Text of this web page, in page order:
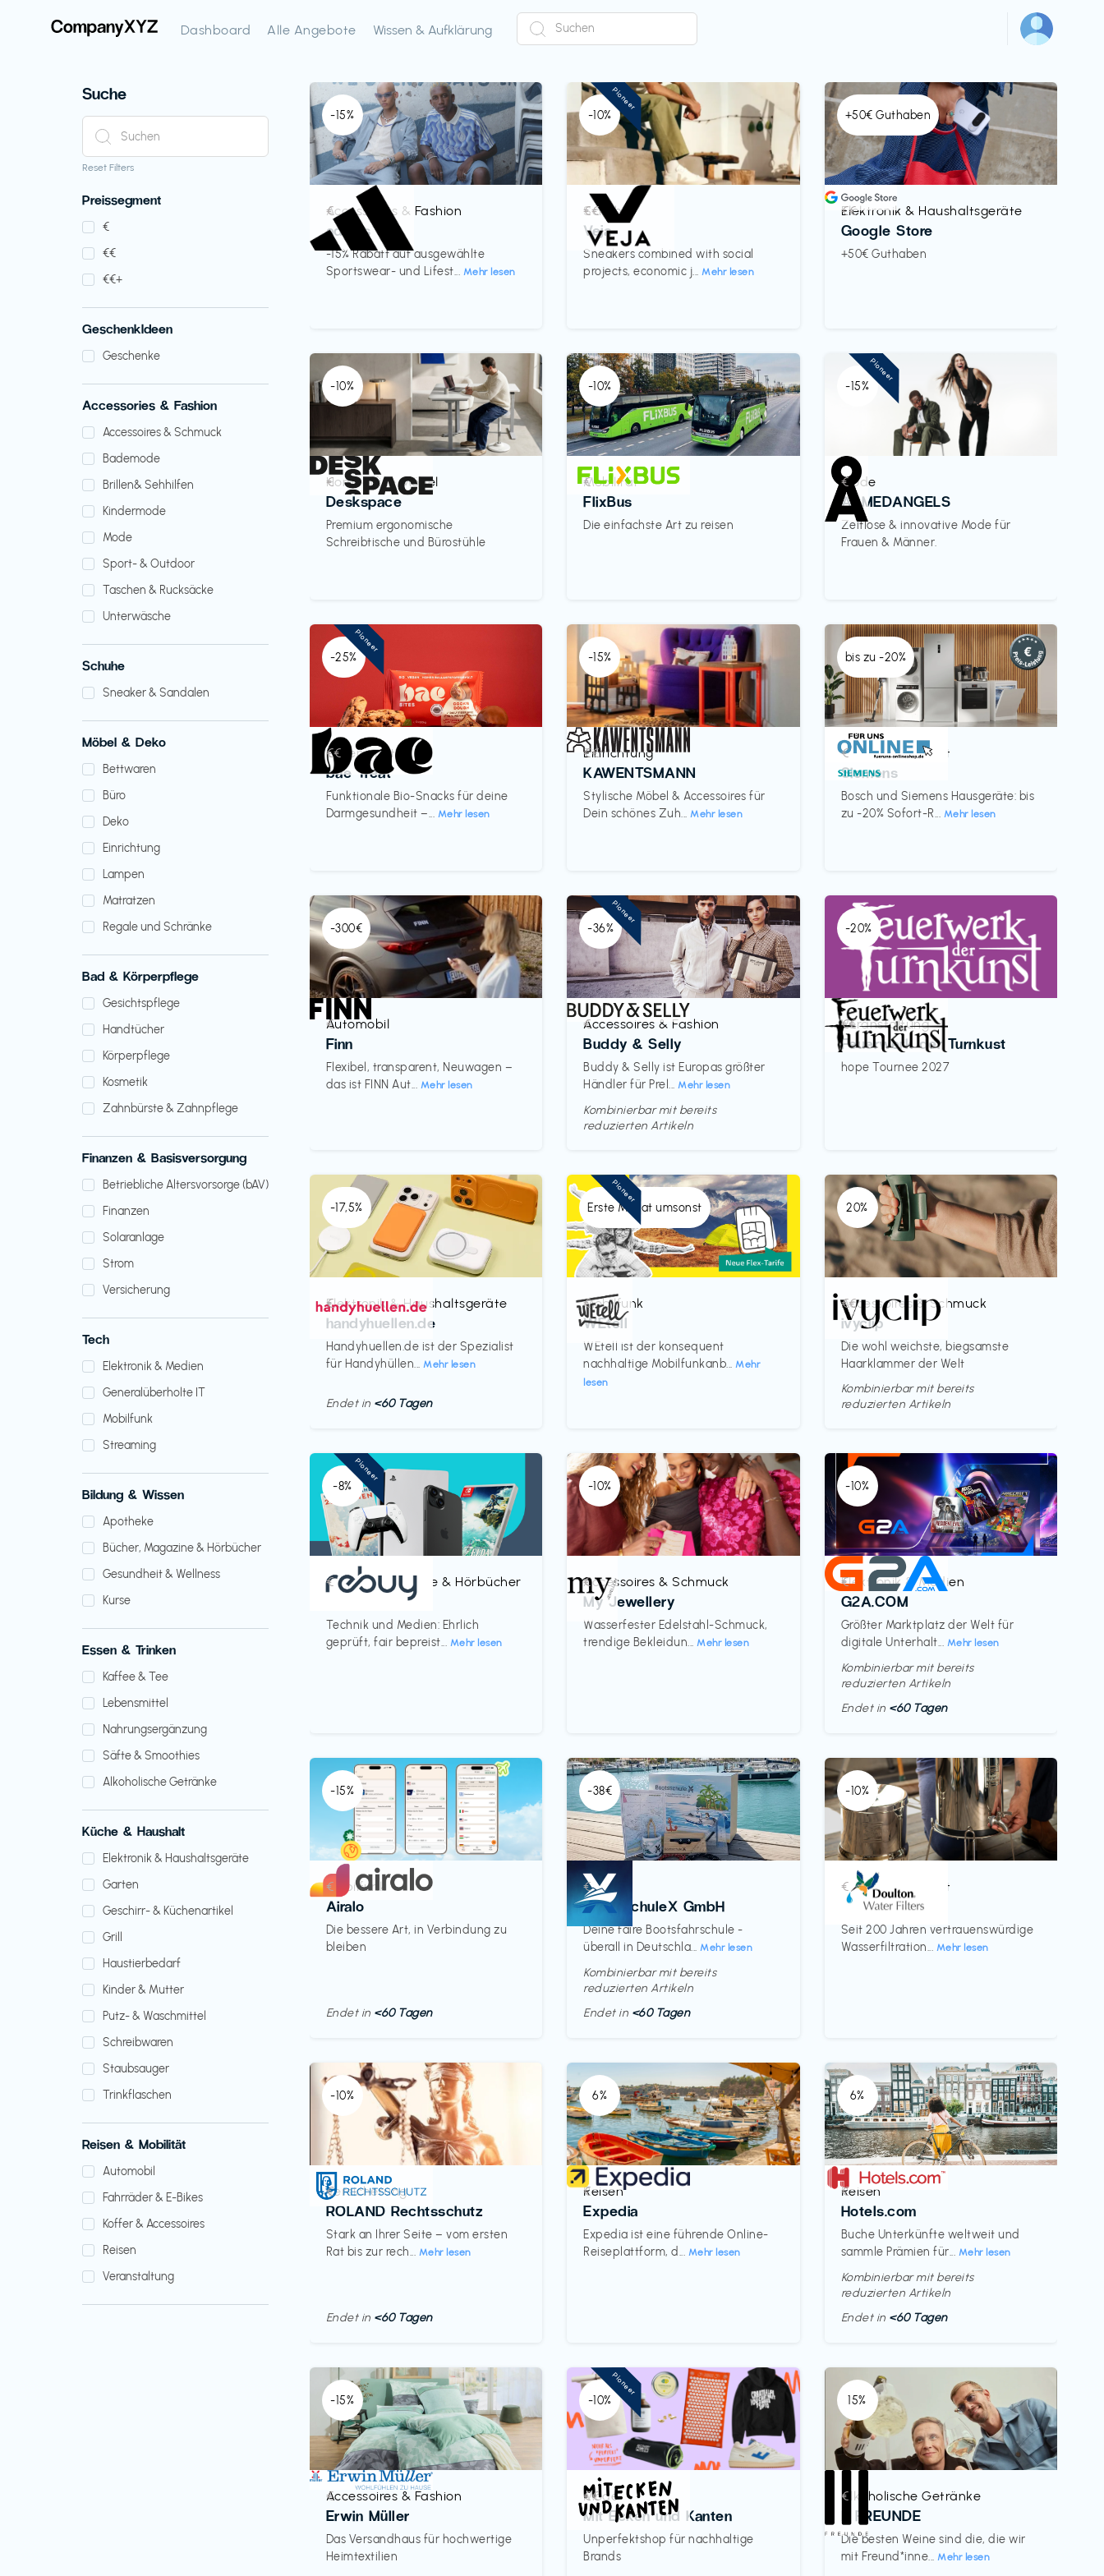
Dashboard Alle Angebote Wissen & Aufklärung
Suche
Reset Filters
Preissegment
€‎
€‎€‎
€‎€‎+
GeschenkIdeen
Geschenke
Accessories & Fashion
Accessoires & Schmuck
Bademode
Brillen& Sehhilfen
Kindermode
Mode
Sport- & Outdoor
Taschen & Rucksäcke
Unterwäsche
Schuhe
Sneaker & Sandalen
Möbel & Deko
Bettwaren
Büro
Deko
Einrichtung
Lampen
Matratzen
Regale und Schränke
Bad & Körperpflege
Gesichtspflege
Handtücher
Körperpflege
Kosmetik
Zahnbürste & Zahnpflege
Finanzen & Basisversorgung
Betriebliche Altersvorsorge (bAV)
Finanzen
Solaranlage
Strom
Versicherung
Tech
Elektronik & Medien
Generalüberholte IT
Mobilfunk
Streaming
Bildung & Wissen
Apotheke
Bücher, Magazine & Hörbücher
Gesundheit & Wellness
Kurse
Essen & Trinken
Kaffee & Tee
Lebensmittel
Nahrungsergänzung
Säfte & Smoothies
Alkoholische Getränke
Küche & Haushalt
Elektronik & Haushaltsgeräte
Garten
Geschirr- & Küchenartikel
Grill
Haustierbedarf
Kinder & Mutter
Putz- & Waschmittel
Schreibwaren
Staubsauger
Trinkflaschen
Reisen & Mobilität
Automobil
Fahrräder & E-Bikes
Koffer & Accessoires
Reisen
Veranstaltung
-15%
Accessoires & Fashion
adidas
-15% Rabatt auf ausgewählte
Sportswear- und Lifest... Mehr lesen
€‎
-10%
Schuhe
Veja
Sneakers combined with social
projects, economic j...Mehr lesen
€€‎
Pioneer
+50€ Guthaben
Elektronik & Haushaltsgeräte
Google Store
+50€ Guthaben
€€‎
-10%
Homeoffice Möbel
Deskspace
Premium ergonomische
Schreibtische und Bürostühle
€‎
-10%
Mobilität
FlixBus
Die einfachste Art zu reisen
€‎
-15%
Mode
ARMEDANGELS
Zeitlose & innovative Mode für
Frauen & Männer.
€‎
Pioneer
-25%
Lebensmittel
bae Treat
Funktionale Bio-Snacks für deine
Darmgesundheit –... Mehr lesen
€€‎
Pioneer
-15%
Einrichtung
KAWENTSMANN
Stylische Möbel & Accessoires für
Dein schönes Zuh...Mehr lesen
€€‎
bis zu -20%
Küche & Haushalt
Siemens
Bosch und Siemens Hausgeräte: bis
zu -20% Sofort-R... Mehr lesen
€‎
-300€
Automobil
Finn
Flexibel, transparent, Neuwagen –
das ist FINN Aut... Mehr lesen
€‎
-36%
Accessoires & Fashion
Buddy & Selly
Buddy & Selly ist Europas größter
Händler für Prel...Mehr lesen
€‎
Kombinierbar mit bereits
reduzierten Artikeln
Pioneer
-20%
Veranstaltung
Feuerwerk der Turnkust
hope Tournee 2027
€€‎
-17,5%
Elektronik & Haushaltsgeräte
handyhuellen.de
Handyhuellen.de ist der Spezialist
für Handyhüllen...Mehr lesen
€‎
Endet in <60 Tagen
Erste Monat umsonst
Mobilfunk
WEtell
WEtell ist der konsequent
nachhaltige Mobilfunkanb...Mehr
lesen
€‎
Pioneer
20%
Accessoires & Schmuck
ivyclip
Die wohl weichste, biegsamste
Haarklammer der Welt
€€‎
Kombinierbar mit bereits
reduzierten Artikeln
-8%
Bücher, Magazine & Hörbücher
Technik und Medien: Ehrlich
geprüft, fair bepreist... Mehr lesen
€‎
Pioneer
-10%
Accessoires & Schmuck
My Jewellery
Wasserfester Edelstahl-Schmuck,
trendige Bekleidun...Mehr lesen
€‎
-10%
Elektronik & Medien
G2A.COM
Größter Marktplatz der Welt für
digitale Unterhalt... Mehr lesen
€‎
Kombinierbar mit bereits
reduzierten Artikeln
Endet in <60 Tagen
-15%
Mobilfunk
Airalo
Die bessere Art, in Verbindung zu
bleiben
€‎
Endet in <60 Tagen
-38€
Kurse
BootsschuleX GmbH
Deine faire Bootsfahrschule -
überall in Deutschla...Mehr lesen
€‎
Kombinierbar mit bereits
reduzierten Artikeln
Endet in <60 Tagen
-10%
Küche & Haushalt
Doulton
Seit 200 Jahren vertrauenswürdige
Wasserfiltration... Mehr lesen
€‎
-10%
Versicherung
ROLAND Rechtsschutz
Stark an Ihrer Seite – vom ersten
Rat bis zur rech... Mehr lesen
€‎
Endet in <60 Tagen
6%
Reisen
Expedia
Expedia ist eine führende Online-
Reiseplattform, d... Mehr lesen
€‎
6%
Reisen
Hotels.com
Buche Unterkünfte weltweit und
sammle Prämien für... Mehr lesen
€‎
Kombinierbar mit bereits
reduzierten Artikeln
Endet in <60 Tagen
-15%
Accessoires & Fashion
Erwin Müller
Das Versandhaus für hochwertige
Heimtextilien
€‎
-10%
Mode
Mit Ecken und Kanten
Unperfektshop für nachhaltige
Brands
€€‎
Pioneer
15%
Alkoholische Getränke
III FREUNDE
Die besten Weine sind die, die wir
mit Freund*inne...Mehr lesen
€‎